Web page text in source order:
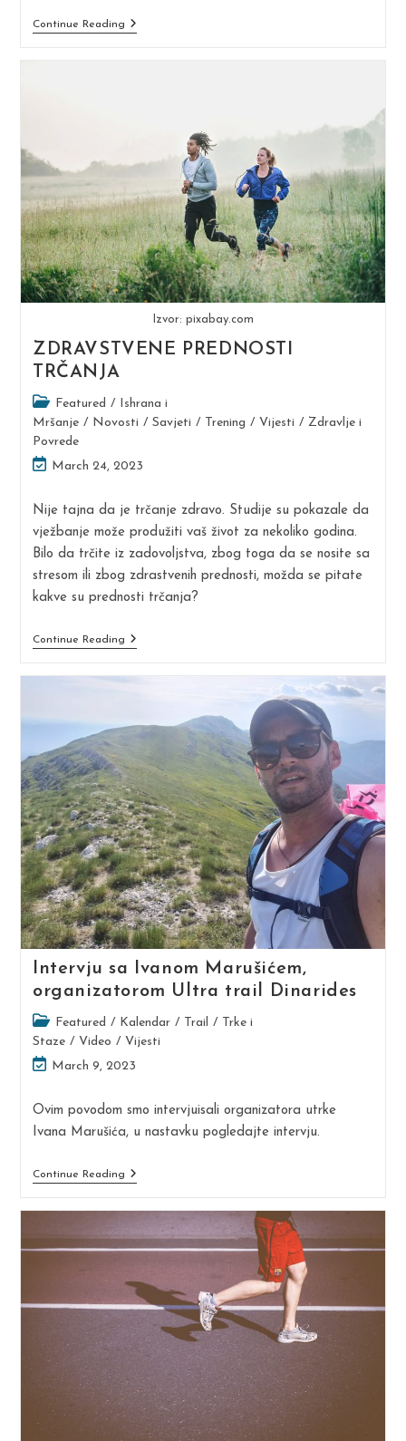
Continue ReadingKoliko
Izvor: pixabay.com
ZDRAVSTVENE PREDNOSTI
TRČANJA
Post
category:
Featured /
Ishrana i
Mršanje / Novosti / Savjeti / Trening / Vijesti / Zdravlje i
Povrede
Post
modified:
March 24, 2023
Nije tajna da je trčanje zdravo. Studije su pokazale da
vježbanje može produžiti vaš život za nekoliko godina.
Bilo da trčite iz zadovoljstva, zbog toga da se nosite sa
stresom ili zbog zdrastvenih prednosti, možda se pitate
kakve su prednosti trčanja?
Continue ReadingZDRAVSTVENE
Intervju sa Ivanom Marušićem,
organizatorom Ultra trail Dinarides
Post
category:
Featured / Kalendar / Trail /
Trke i
Staze / Video / Vijesti
Post
modified:
March 9, 2023
Ovim povodom smo intervjuisali organizatora utrke
Ivana Marušića, u nastavku pogledajte intervju.
Continue ReadingIntervju
Organizatorom
Ultra